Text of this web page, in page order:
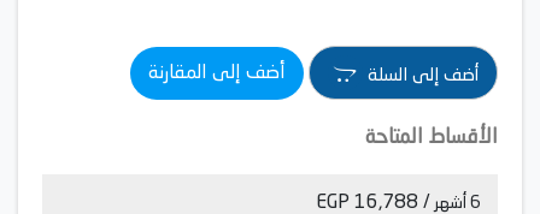
أضف إلى السلة أضف إلى المقارنة
الأقساط المتاحة
6 أشهر / 16,788 EGP